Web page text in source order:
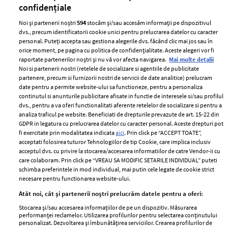
ELLE Style Awards
2024
Despre ELLE
Romania
Contact
Abonamente
Termeni si conditii
Politica de
confidențialitate
Politica de cookies
Publicitate
GSP
Unica
femei
Viva
confidențiale
Noi și partenerii noștri594stocăm și/sau accesăm informații pe dispozitivul
dvs., precum identificatorii cookie unici pentru prelucrarea datelor cu caracter
personal. Puteți accepta sau gestiona alegerile dvs. făcând clic mai jos sau în
orice moment, pe pagina cu politica de confidențialitate. Aceste alegeri vor fi
raportate partenerilor noștri și nu vă vor afecta navigarea. Mai multe detalii
Noi si partenerii nostri (retelele de socializare si agentiile de publicitate
partenere, precum si furnizorii nostri de servicii de date analitice) prelucram
date pentru a permite website-ului sa functioneze, pentru a personaliza
continutul si anunturile publicitare afisate in functie de interesele si/sau profilul
dvs., pentru a va oferi functionalitati aferente retelelor de socializare si pentru a
analiza traficul pe website. Beneficiati de drepturile prevazute de art. 15-22 din
GDPR in legatura cu prelucrarea datelor cu caracter personal. Aceste drepturi pot
fi exercitate prin modalitatea indicataaici. Prin click pe “ACCEPT TOATE”,
acceptati folosirea tuturor Tehnologiilor de tip Cookie, care implica inclusiv
acceptul dvs. cu privire la stocarea/accesarea informatiilor de catre Vendor-ii cu
care colaboram. Prin click pe “VREAU SA MODIFIC SETARILE INDIVIDUAL” puteti
schimba preferintele in mod individual, mai putin cele legate de cookie strict
necesare pentru functionarea website-ului.
Atât noi, cât și partenerii noștri prelucrăm datele pentru a oferi:
Stocarea și/sau accesarea informațiilor de pe un dispozitiv. Măsurarea
performanței reclamelor. Utilizarea profilurilor pentru selectarea conținutului
personalizat. Dezvoltarea și îmbunătățirea serviciilor. Crearea profilurilor de